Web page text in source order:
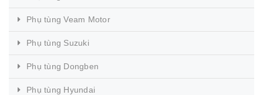
Phụ tùng Veam Motor
Phụ tùng Suzuki
Phụ tùng Dongben
Phụ tùng Hyundai